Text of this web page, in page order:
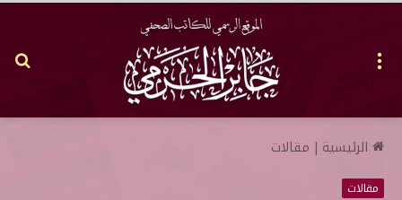
الرئيسية | مقالات
مقالات